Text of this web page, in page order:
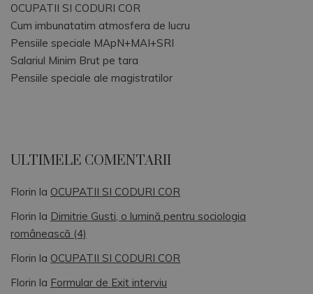
OCUPATII SI CODURI COR
Cum imbunatatim atmosfera de lucru
Pensiile speciale MApN+MAI+SRI
Salariul Minim Brut pe tara
Pensiile speciale ale magistratilor
ULTIMELE COMENTARII
Florin la OCUPATII SI CODURI COR
Florin la Dimitrie Gusti, o lumină pentru sociologia
românească (4)
Florin la OCUPATII SI CODURI COR
Florin la Formular de Exit interviu